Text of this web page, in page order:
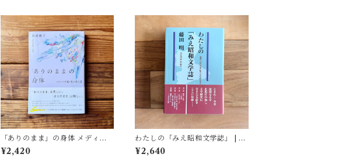
「ありのまま」の身体 メディア
が描く私の見た目 | 藤嶋 陽子(著)
¥2,420
わたしの「みえ昭和文学誌」 | 藤
田 明
¥2,640